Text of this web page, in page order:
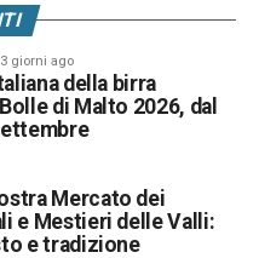
3 giorni ago
della birra
di Malto 2026, dal
Mercato dei
e Mestieri delle Valli:
e tradizione